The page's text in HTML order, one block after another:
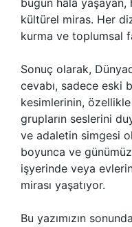
bugün hâlâ yaşayan,
kültürel miras. Her
kurma ve toplumsal
Sonuç olarak,
cevabı, sadece eski
kesimlerinin,
grupların seslerini
ve adaletin simgesi
boyunca ve
işyerinde veya
mirası yaşatıyor.
Bu yazımızın